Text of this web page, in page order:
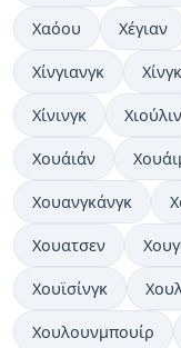
Χαόου Χέγιαν
Χίνγιανγκ
Χίνινγκ Χιούλιν
Χουάιάν
Χουανγκάνγκ
Χουατσεν
Χουϊσίνγκ
Χουλουνμπουίρ